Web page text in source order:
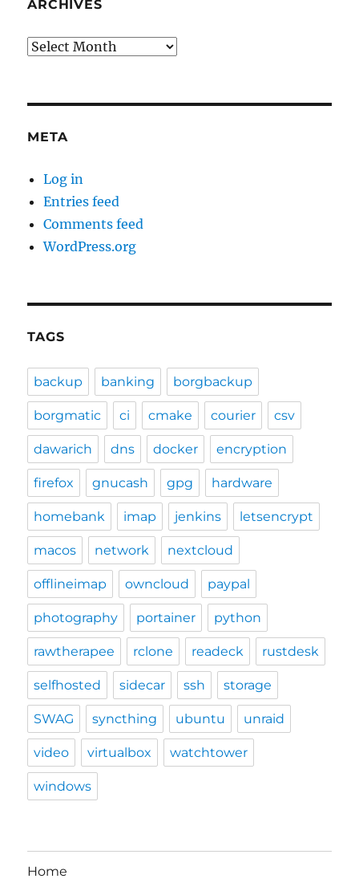
ARCHIVES
Archives
META
Log in
Entries feed
Comments feed
WordPress.org
TAGS
backup banking borgbackup
borgmatic ci cmake courier csv
dawarich dns docker encryption
firefox gnucash gpg hardware
homebank imap jenkins letsencrypt
macos network nextcloud
offlineimap owncloud paypal
photography portainer python
rawtherapee rclone readeck rustdesk
selfhosted sidecar ssh storage
SWAG syncthing ubuntu unraid
video virtualbox watchtower
windows
Home